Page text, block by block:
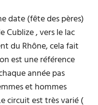
date (fête des pères)
Cublize , vers le lac
du Rhône, cela fait
est une référence
année pas
et hommes
circuit est très varié (